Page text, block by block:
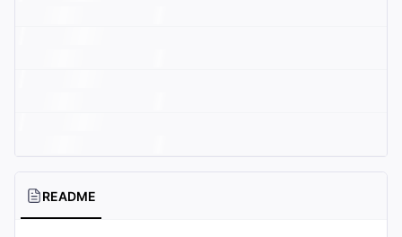
README